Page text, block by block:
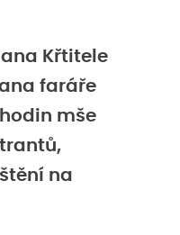
Křtitele
faráře
mše
na